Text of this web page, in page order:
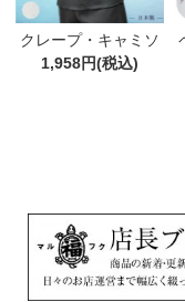
クレープ・キャミソ
ール綿100% M/L/LL
1,958円(税込)